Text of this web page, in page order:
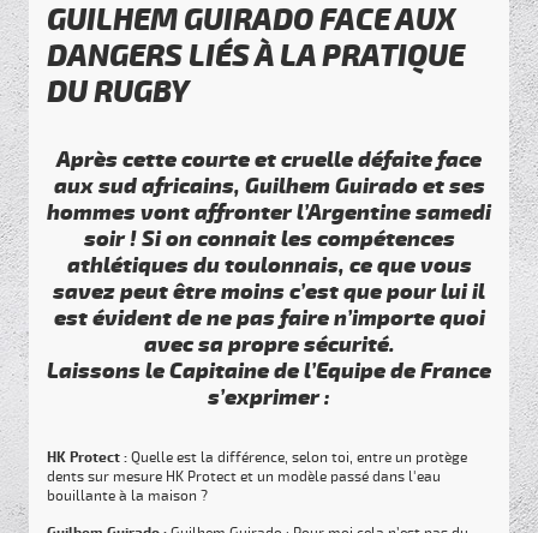
GUILHEM GUIRADO FACE AUX
DANGERS LIÉS À LA PRATIQUE
DU RUGBY
Après cette courte et cruelle défaite face
aux sud africains, Guilhem Guirado et ses
hommes vont affronter l’Argentine samedi
soir ! Si on connait les compétences
athlétiques du toulonnais, ce que vous
savez peut être moins c’est que pour lui il
est évident de ne pas faire n’importe quoi
avec sa propre sécurité.
Laissons le Capitaine de l’Equipe de France
s’exprimer :
HK Protect : Quelle est la différence, selon toi, entre un protège
dents sur mesure HK Protect et un modèle passé dans l'eau
bouillante à la maison ?